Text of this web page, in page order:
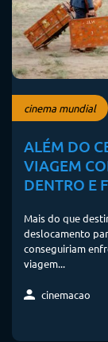
cinema mundial
ALÉM DO
VIAGEM
DENTRO E
Mais do que
deslocamento
conseguiriam
viagem...
cinemacao